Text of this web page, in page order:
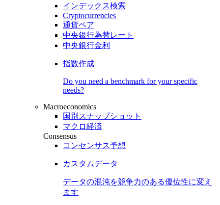
インデックス検索
Cryptocurrencies
通貨ペア
中央銀行為替レート
中央銀行金利
指数作成
Do you need a benchmark for your specific
needs?
Macroeconomics
国別スナップショット
マクロ経済
Consensus
コンセンサス予想
カスタムデータ
データの混沌を競争力のある優位性に変え
ます